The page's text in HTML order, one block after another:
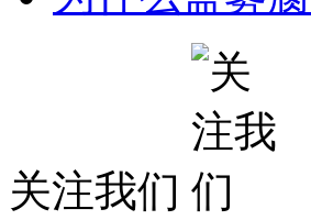
关注我们